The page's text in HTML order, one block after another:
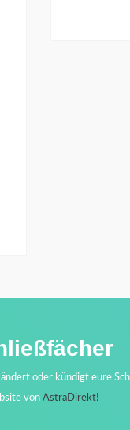
ändert oder kündigt eure
von AstraDirekt!